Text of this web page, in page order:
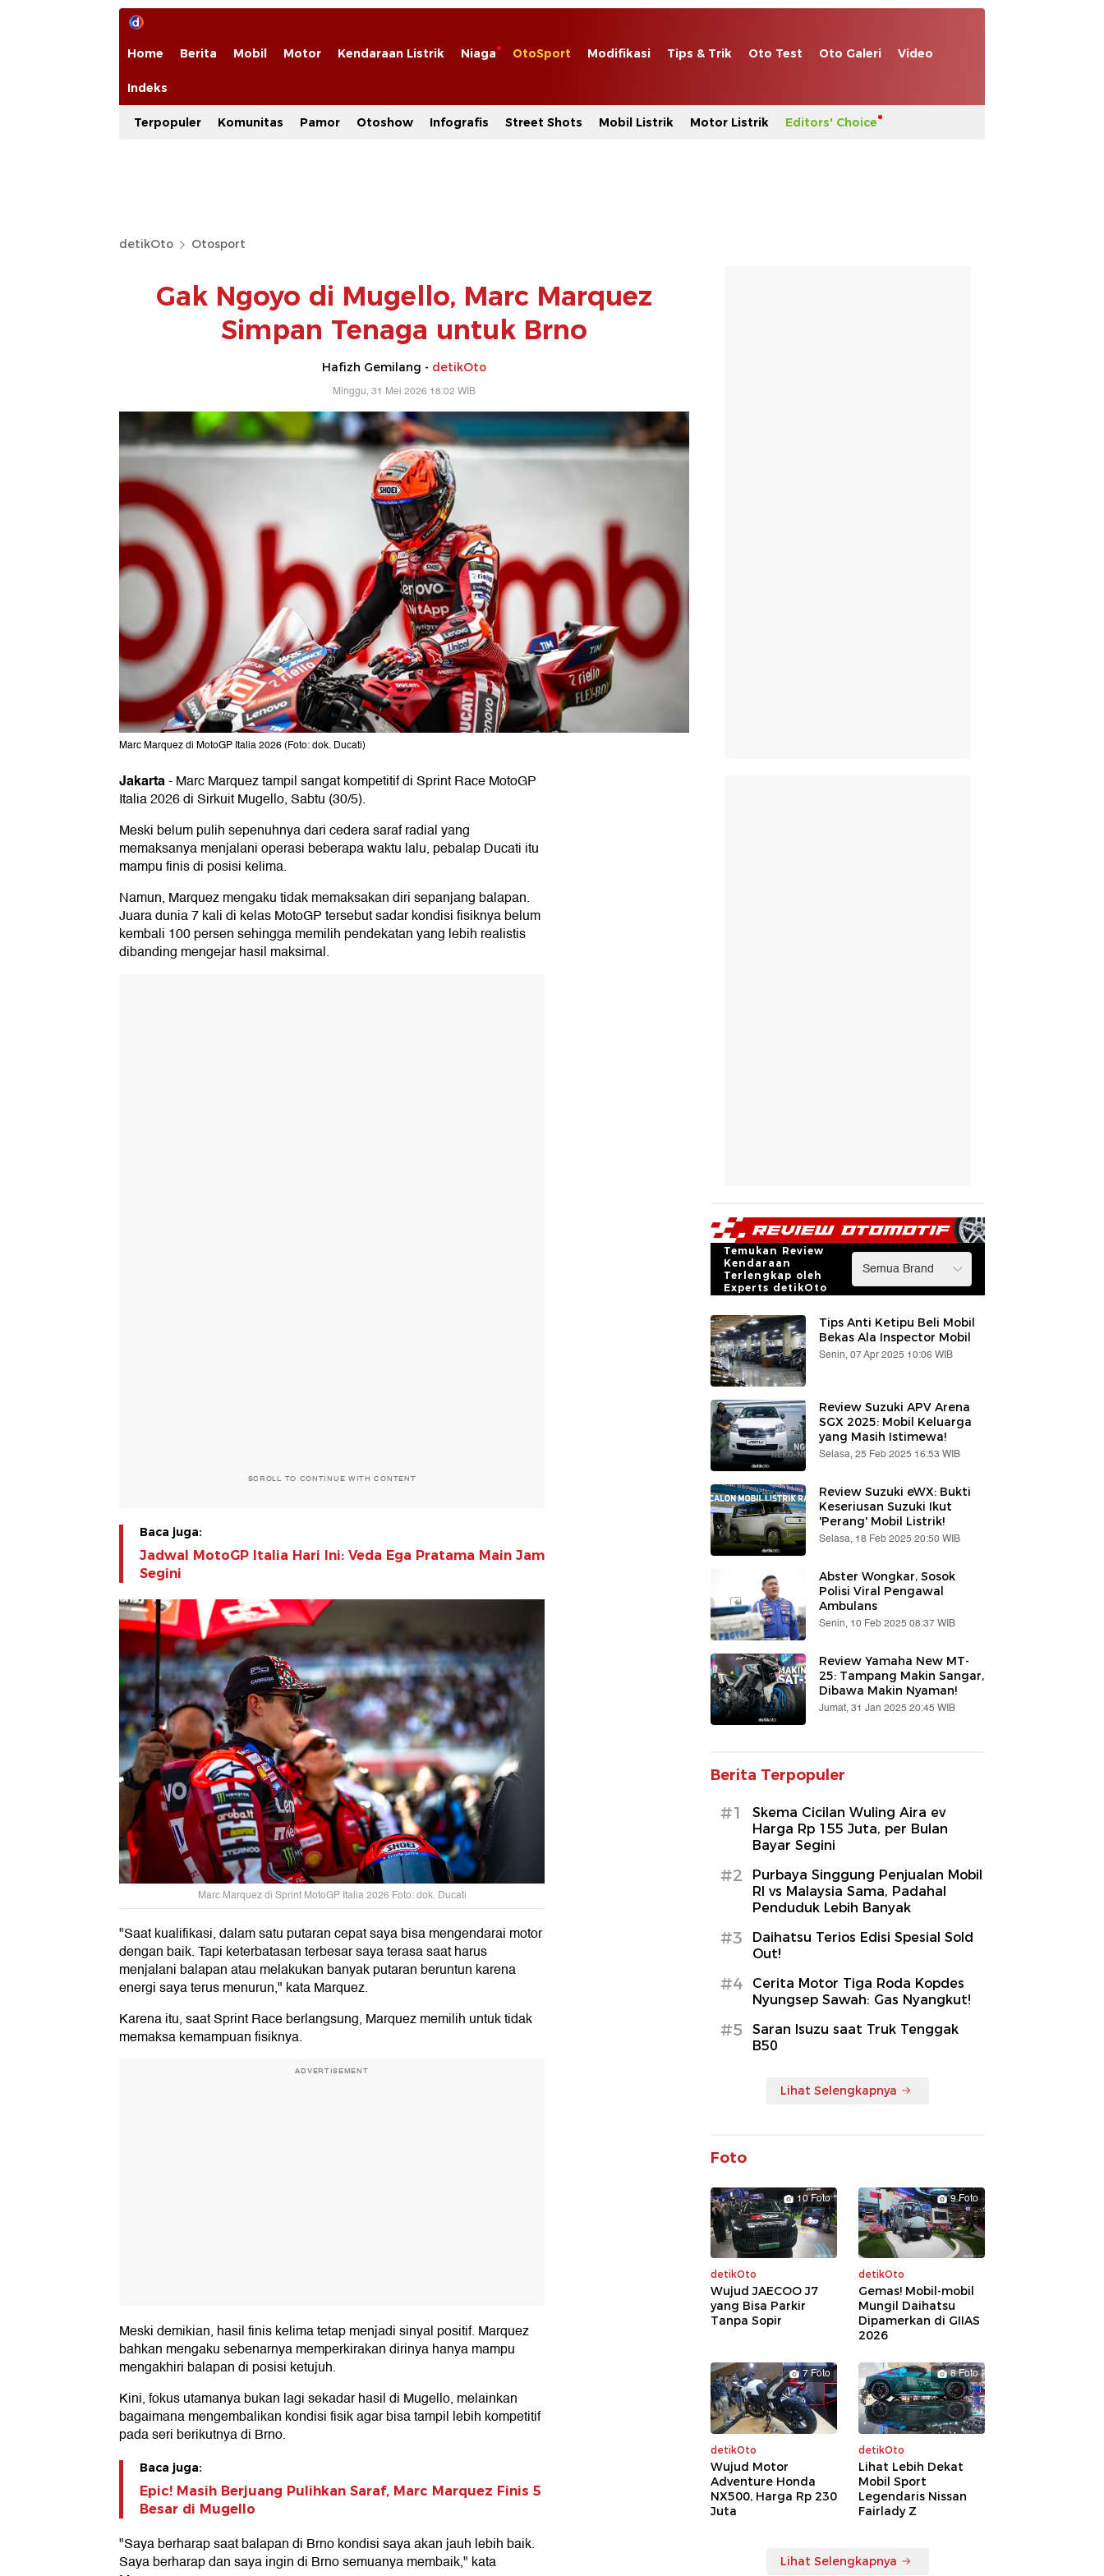
Home Berita Mobil Motor Kendaraan Listrik Niaga OtoSport Modifikasi Tips & Trik Oto Test Oto Galeri Video
Indeks
Terpopuler Komunitas Pamor Otoshow Infografis Street Shots Mobil Listrik Motor Listrik Editors' Choice
detikOto Otosport
Gak Ngoyo di Mugello, Marc Marquez
Simpan Tenaga untuk Brno
Hafizh Gemilang - detikOto
Minggu, 31 Mei 2026 18:02 WIB
Marc Marquez di MotoGP Italia 2026 (Foto: dok. Ducati)
Jakarta-Marc Marquez tampil sangat kompetitif di Sprint Race MotoGP
Italia 2026 di Sirkuit Mugello, Sabtu (30/5).
Meski belum pulih sepenuhnya dari cedera saraf radial yang
memaksanya menjalani operasi beberapa waktu lalu, pebalap Ducati itu
mampu finis di posisi kelima.
Namun, Marquez mengaku tidak memaksakan diri sepanjang balapan.
Juara dunia 7 kali di kelas MotoGP tersebut sadar kondisi fisiknya belum
kembali 100 persen sehingga memilih pendekatan yang lebih realistis
dibanding mengejar hasil maksimal.
SCROLL TO CONTINUE WITH CONTENT
Baca juga:
Jadwal MotoGP Italia Hari Ini: Veda Ega Pratama Main Jam
Segini
Marc Marquez di Sprint MotoGP Italia 2026 Foto: dok. Ducati
"Saat kualifikasi, dalam satu putaran cepat saya bisa mengendarai motor
dengan baik. Tapi keterbatasan terbesar saya terasa saat harus
menjalani balapan atau melakukan banyak putaran beruntun karena
energi saya terus menurun," kata Marquez.
Karena itu, saat Sprint Race berlangsung, Marquez memilih untuk tidak
memaksa kemampuan fisiknya.
ADVERTISEMENT
Meski demikian, hasil finis kelima tetap menjadi sinyal positif. Marquez
bahkan mengaku sebenarnya memperkirakan dirinya hanya mampu
mengakhiri balapan di posisi ketujuh.
Kini, fokus utamanya bukan lagi sekadar hasil di Mugello, melainkan
bagaimana mengembalikan kondisi fisik agar bisa tampil lebih kompetitif
pada seri berikutnya di Brno.
Baca juga:
Epic! Masih Berjuang Pulihkan Saraf, Marc Marquez Finis 5
Besar di Mugello
"Saya berharap saat balapan di Brno kondisi saya akan jauh lebih baik.
Saya berharap dan saya ingin di Brno semuanya membaik," kata
Temukan Review
Kendaraan
Terlengkap oleh
Experts detikOto
Tips Anti Ketipu Beli Mobil
Bekas Ala Inspector Mobil
Senin, 07 Apr 2025 10:06 WIB
Review Suzuki APV Arena
SGX 2025: Mobil Keluarga
yang Masih Istimewa!
Selasa, 25 Feb 2025 16:53 WIB
Review Suzuki eWX: Bukti
Keseriusan Suzuki Ikut
'Perang' Mobil Listrik!
Selasa, 18 Feb 2025 20:50 WIB
Abster Wongkar, Sosok
Polisi Viral Pengawal
Ambulans
Senin, 10 Feb 2025 08:37 WIB
Review Yamaha New MT-
25: Tampang Makin Sangar,
Dibawa Makin Nyaman!
Jumat, 31 Jan 2025 20:45 WIB
Berita Terpopuler
#1
Skema Cicilan Wuling Aira ev
Harga Rp 155 Juta, per Bulan
Bayar Segini
#2
Purbaya Singgung Penjualan Mobil
RI vs Malaysia Sama, Padahal
Penduduk Lebih Banyak
#3
Daihatsu Terios Edisi Spesial Sold
Out!
#4
Cerita Motor Tiga Roda Kopdes
Nyungsep Sawah: Gas Nyangkut!
#5
Saran Isuzu saat Truk Tenggak
B50
Lihat Selengkapnya
Foto
10 Foto
detikOto
Wujud JAECOO J7
yang Bisa Parkir
Tanpa Sopir
9 Foto
detikOto
Gemas! Mobil-mobil
Mungil Daihatsu
Dipamerkan di GIIAS
2026
7 Foto
detikOto
Wujud Motor
Adventure Honda
NX500, Harga Rp 230
Juta
8 Foto
detikOto
Lihat Lebih Dekat
Mobil Sport
Legendaris Nissan
Fairlady Z
Lihat Selengkapnya